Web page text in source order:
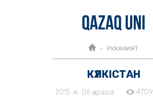
РУХАНИЯТ
КҮЛКІСТАН
2015 ж. 06 қараша 4709